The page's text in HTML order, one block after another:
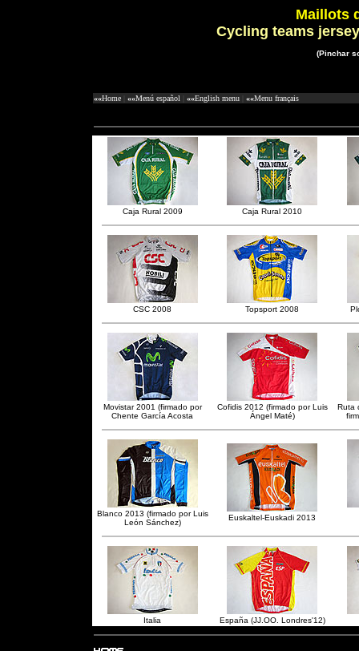
Maillots
Cycling teams
(Pinchar
««Home ««Menú español ««English menu ««Menu français
Caja Rural 2009 Caja Rural 2010
CSC 2008 Topsport 2008
Movistar 2001 (firmado por
Chente García Acosta
Cofidis 2012 (firmado por Luis
Ángel Maté)
Ruta
Blanco 2013 (firmado por Luis
León Sánchez)
Euskaltel-Euskadi 2013
Italia España (JJ.OO. Londres'12)